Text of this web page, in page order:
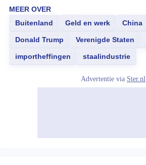
MEER OVER
Buitenland
Geld en werk China
Donald Trump Verenigde Staten
importheffingen staalindustrie
Advertentie via Ster.nl